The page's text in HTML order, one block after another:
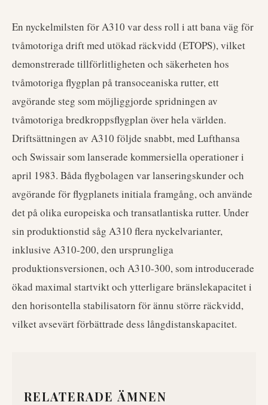
En nyckelmilsten för A310 var dess roll i att bana väg för
tvåmotoriga drift med utökad räckvidd (ETOPS), vilket
demonstrerade tillförlitligheten och säkerheten hos
tvåmotoriga flygplan på transoceaniska rutter, ett
avgörande steg som möjliggjorde spridningen av
tvåmotoriga bredkroppsflygplan över hela världen.
Driftsättningen av A310 följde snabbt, med Lufthansa
och Swissair som lanserade kommersiella operationer i
april 1983. Båda flygbolagen var lanseringskunder och
avgörande för flygplanets initiala framgång, och använde
det på olika europeiska och transatlantiska rutter. Under
sin produktionstid såg A310 flera nyckelvarianter,
inklusive A310-200, den ursprungliga
produktionsversionen, och A310-300, som introducerade
ökad maximal startvikt och ytterligare bränslekapacitet i
den horisontella stabilisatorn för ännu större räckvidd,
vilket avsevärt förbättrade dess långdistanskapacitet.
RELATERADE ÄMNEN